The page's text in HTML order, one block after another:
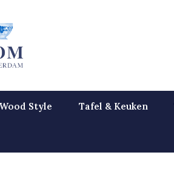
Wood Style Tafel & Keuken